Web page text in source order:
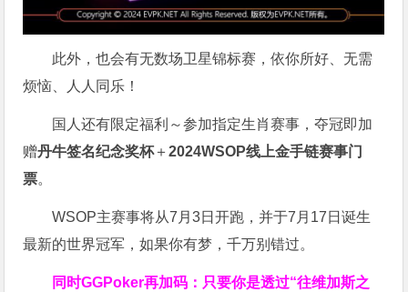
此外，也会有无数场卫星锦标赛，依你所好、无需
烦恼、人人同乐！
国人还有限定福利～参加指定生肖赛事，夺冠即加
赠丹牛签名纪念奖杯＋2024WSOP线上金手链赛事门
票。
WSOP主赛事将从7月3日开跑，并于7月17日诞生
最新的世界冠军，如果你有梦，千万别错过。
同时GGPoker再加码：只要你是透过“往维加斯之